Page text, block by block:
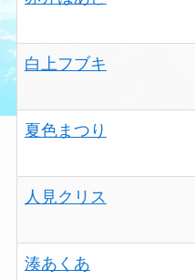
白上フブキ
夏色まつり
人見クリス
湊あくあ